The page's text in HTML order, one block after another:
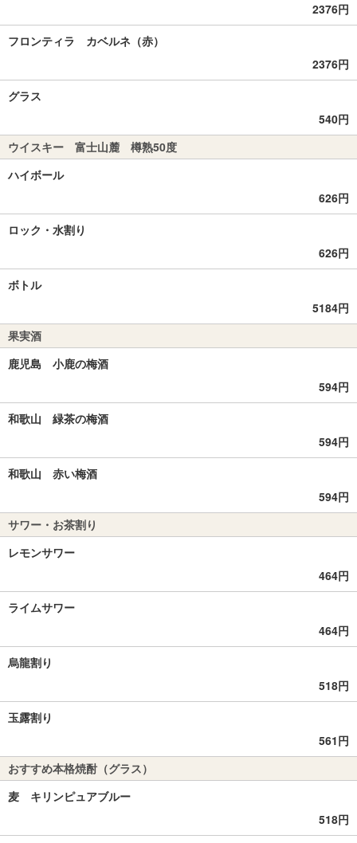
2376円
フロンティラ カベルネ（赤）
2376円
グラス
540円
ウイスキー 富士山麓 樽熟50度
ハイボール
626円
ロック・水割り
626円
ボトル
5184円
果実酒
鹿児島 小鹿の梅酒
594円
和歌山 緑茶の梅酒
594円
和歌山 赤い梅酒
594円
サワー・お茶割り
レモンサワー
464円
ライムサワー
464円
烏龍割り
518円
玉露割り
561円
おすすめ本格焼酎（グラス）
麦 キリンピュアブルー
518円